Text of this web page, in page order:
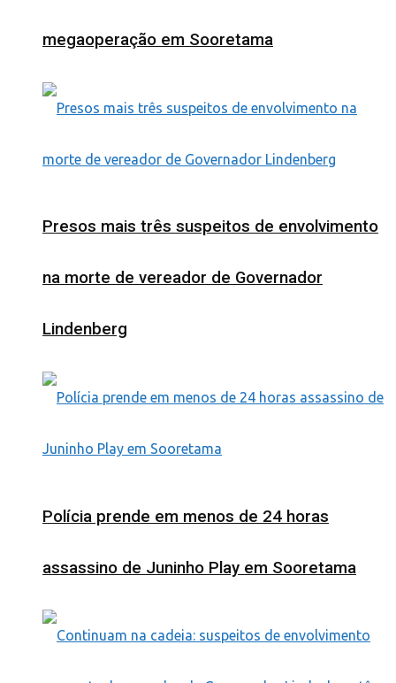
megaoperação em Sooretama
Presos mais três suspeitos de envolvimento
na morte de vereador de Governador
Lindenberg
Polícia prende em menos de 24 horas
assassino de Juninho Play em Sooretama